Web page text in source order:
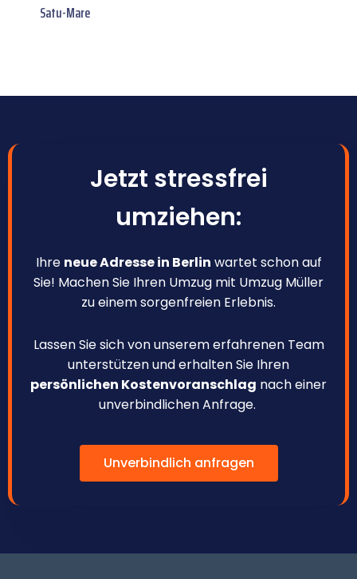
Satu-Mare
Jetzt stressfrei
umziehen:
Ihre neue Adresse in Berlin wartet schon auf
Sie! Machen Sie Ihren Umzug mit Umzug Müller
zu einem sorgenfreien Erlebnis.
Lassen Sie sich von unserem erfahrenen Team
unterstützen und erhalten Sie Ihren
persönlichen Kostenvoranschlag nach einer
unverbindlichen Anfrage.
Unverbindlich anfragen